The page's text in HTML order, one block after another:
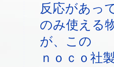
反応があっ
のみ使える
が、この
ｎｏｃｏ社